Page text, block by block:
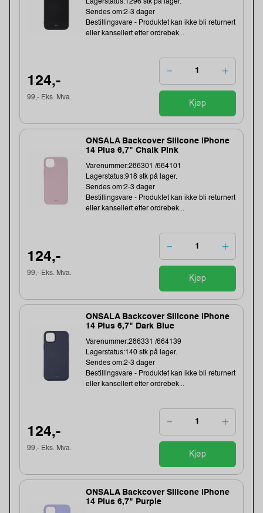
Lagerstatus:1296 stk på lager.
Sendes om:2-3 dager
Bestillingsvare - Produktet kan ikke bli returnert
eller kansellert etter ordrebek...
124,-
99,- Eks. Mva.
Kjøp
ONSALA Backcover Silicone iPhone
14 Plus 6,7" Chalk Pink
Varenummer:286301 /664101
Lagerstatus:918 stk på lager.
Sendes om:2-3 dager
Bestillingsvare - Produktet kan ikke bli returnert
eller kansellert etter ordrebek...
124,-
99,- Eks. Mva.
Kjøp
ONSALA Backcover Silicone iPhone
14 Plus 6,7" Dark Blue
Varenummer:286331 /664139
Lagerstatus:140 stk på lager.
Sendes om:2-3 dager
Bestillingsvare - Produktet kan ikke bli returnert
eller kansellert etter ordrebek...
124,-
99,- Eks. Mva.
Kjøp
ONSALA Backcover Silicone iPhone
14 Plus 6,7" Purple